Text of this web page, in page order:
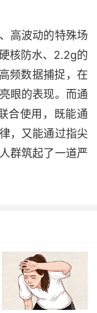
高波动的特殊场
核防水、2.2g的
频数据捕捉，在
眼的表现。而通
合使用，既能通
，又能通过指尖
群筑起了一道严